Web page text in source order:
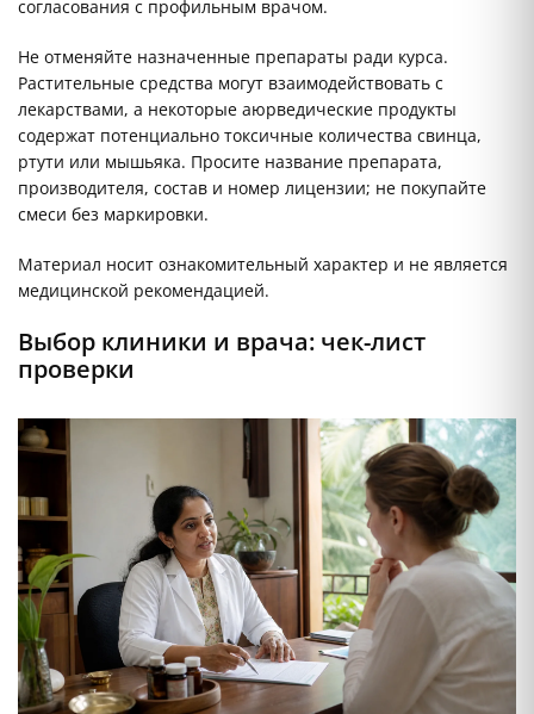
согласования с профильным врачом.
Не отменяйте назначенные препараты ради курса.
Растительные средства могут взаимодействовать с
лекарствами, а некоторые аюрведические продукты
содержат потенциально токсичные количества свинца,
ртути или мышьяка. Просите название препарата,
производителя, состав и номер лицензии; не покупайте
смеси без маркировки.
Материал носит ознакомительный характер и не является
медицинской рекомендацией.
Выбор клиники и врача: чек-лист
проверки